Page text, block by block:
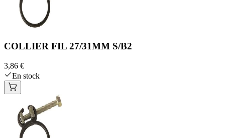
COLLIER FIL 27/31MM S/B2
3,86 €
En stock